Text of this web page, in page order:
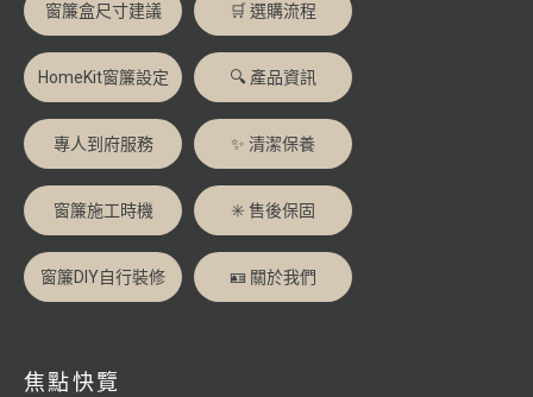
窗簾盒尺寸建議 🛒 選購流程
HomeKit窗簾設定 🔍 產品資訊
專人到府服務 ✨ 清潔保養
窗簾施工時機 ✳️ 售後保固
窗簾DIY自行裝修 🪪 關於我們
焦點快覽